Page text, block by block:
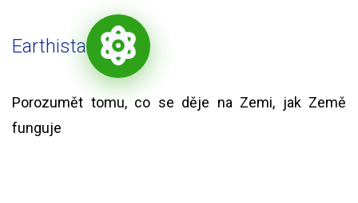
Earthista
Porozumět tomu, co se děje na Zemi, jak Země
funguje